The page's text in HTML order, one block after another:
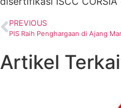
PREVIOUS
Artikel